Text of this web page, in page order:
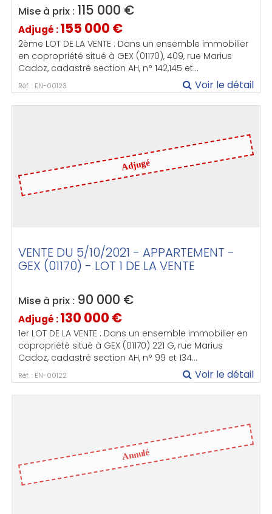
Mise à prix : 115 000 €
Adjugé :155 000 €
2ème LOT DE LA VENTE : Dans un ensemble immobilier
en copropriété situé à GEX (01170), 409, rue Marius
Cadoz, cadastré section AH, n° 142,145 et...
Réf. : EN-00123 Voir le détail
Adjugé
VENTE DU 5/10/2021 - APPARTEMENT -
GEX (01170) - LOT 1 DE LA VENTE
Mise à prix : 90 000 €
Adjugé :130 000 €
1er LOT DE LA VENTE : Dans un ensemble immobilier en
copropriété situé à GEX (01170) 221 G, rue Marius
Cadoz, cadastré section AH, n° 99 et 134...
Réf. : EN-00122 Voir le détail
Annulé